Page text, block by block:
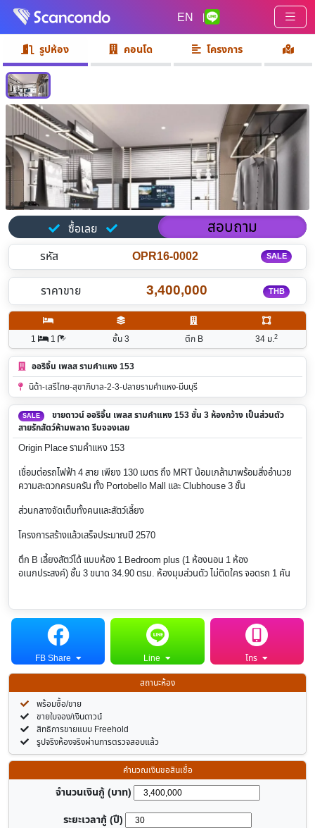
EN |
รูปห้อง คอนโด โครงการ
ซื้อเลย สอบถาม
รหัส OPR16-0002 SALE
ราคาขาย 3,400,000 THB
1 1 ชั้น 3 ตึก B 34 ม.2
ออริจิ้น เพลส รามคำแหง 153
นิด้า-เสรีไทย-สุขาภิบาล-2-3-ปลายรามคำแหง-มีนบุรี
SALE
ขายดาวน์ ออริจิ้น เพลส รามคำแหง 153 ชั้น 3 ห้องกว้าง เป็นส่วนตัว
สายรักสัตว์ห้ามพลาด รีบจองเลย
Origin Place รามคำแหง 153
เชื่อมต่อรถไฟฟ้า 4 สาย เพียง 130 เมตร ถึง MRT น้อมเกล้ามาพร้อมสิ่งอำนวย
ความสะดวกครบครัน ทั้ง Portobello Mall และ Clubhouse 3 ชั้น
ส่วนกลางจัดเต็มทั้งคนและสัตว์เลี้ยง
โครงการสร้างแล้วเสร็จประมาณปี 2570
ตึก B เลี้ยงสัตว์ได้ แบบห้อง 1 Bedroom plus (1 ห้องนอน 1 ห้อง
อเนกประสงค์) ชั้น 3 ขนาด 34.90 ตรม. ห้องมุมส่วนตัว ไม่ติดใคร จอดรถ 1 คัน
FB Share Line
โทร
สถานะห้อง
พร้อมซื้อ/ขาย
ขายใบจอง/เงินดาวน์
สิทธิการขายแบบ Freehold
รูปจริงห้องจริงผ่านการตรวจสอบแล้ว
คำนวณเงินขอสินเชื่อ
จำนวนเงินกู้ (บาท)
ระยะเวลากู้ (ปี)